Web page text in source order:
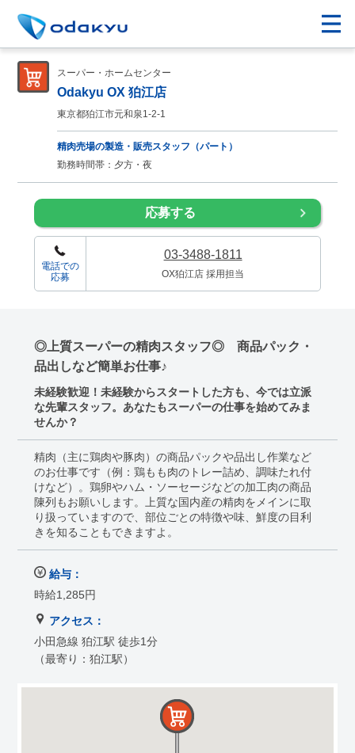
スーパー・ホームセンター
Odakyu OX 狛江店
東京都狛江市元和泉1-2-1
精肉売場の製造・販売スタッフ（パート）
勤務時間帯：夕方・夜
応募する
電話での
応募
03-3488-1811
OX狛江店 採用担当
◎上質スーパーの精肉スタッフ◎ 商品パック・
品出しなど簡単お仕事♪
未経験歓迎！未経験からスタートした方も、今では立派
な先輩スタッフ。あなたもスーパーの仕事を始めてみま
せんか？
精肉（主に鶏肉や豚肉）の商品パックや品出し作業など
のお仕事です（例：鶏もも肉のトレー詰め、調味たれ付
けなど）。鶏卵やハム・ソーセージなどの加工肉の商品
陳列もお願いします。上質な国内産の精肉をメインに取
り扱っていますので、部位ごとの特徴や味、鮮度の目利
きを知ることもできますよ。
給与：
時給1,285円
アクセス：
小田急線 狛江駅 徒歩1分
（最寄り：狛江駅）